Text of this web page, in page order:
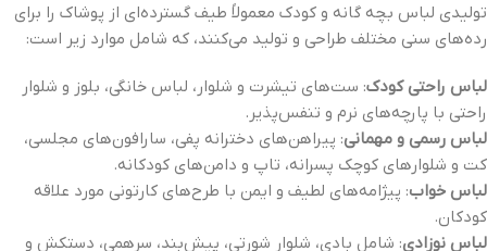
تولیدی لباس بچه‌ گانه و کودک معمولاً طیف گسترده‌ای از پوشاک را برای
رده‌های سنی مختلف طراحی و تولید می‌کنند، که شامل موارد زیر است:
لباس راحتی کودک: ست‌های تیشرت و شلوار، لباس خانگی، بلوز و شلوار
راحتی با پارچه‌های نرم و تنفس‌پذیر.
لباس رسمی و مهمانی: پیراهن‌های دخترانه پفی، سارافون‌های مجلسی،
کت و شلوارهای کوچک پسرانه، تاپ و دامن‌های کودکانه.
لباس خواب: پیژامه‌های لطیف و ایمن با طرح‌های کارتونی مورد علاقه
کودکان.
لباس نوزادی: شامل بادی، شلوار شورتی، پیش‌بند، سرهمی، دستکش و